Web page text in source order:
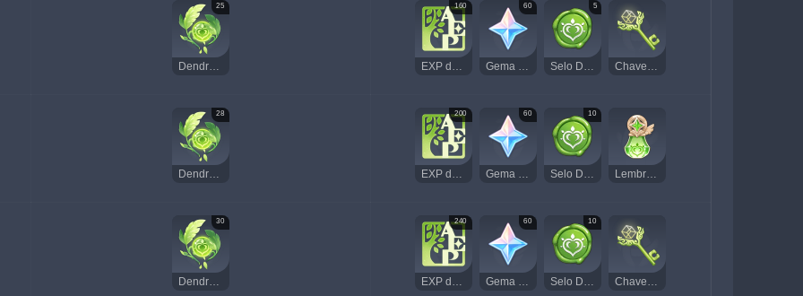
25
Dendroculus
160
EXP de Aventura
60
Gema Essencial
5
Selo Dendro Chave do Santuário das Profundezas de Sumeru
28
Dendroculus
200
EXP de Aventura
60
Gema Essencial
10
Selo Dendro Lembrança de Vegetação Exuberante
30
Dendroculus
240
EXP de Aventura
60
Gema Essencial
10
Selo Dendro Chave do Santuário das Profundezas de Sumeru